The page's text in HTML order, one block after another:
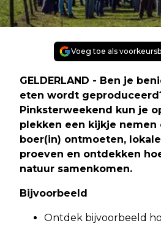
Voeg toe als
GELDERLAND - Ben je
eten wordt
Pinksterweekend kun je
plekken een kijkje nemen
boer(in) ontmoeten,
proeven en ontdekken
natuur samenkomen.
Bijvoorbeeld
Ontdek bijvoorbeeld